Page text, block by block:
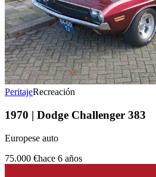
PeritajeRecreación
1970 | Dodge Challenger 383
Europese auto
75.000 €hace 6 años